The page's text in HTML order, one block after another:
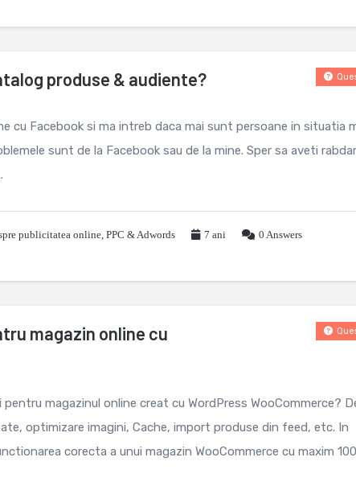
produse & audiente?
cu Facebook si ma intreb daca mai sunt persoane in situatia
sunt de la Facebook sau de la mine. Sper sa aveti
publicitatea online, PPC & Adwords 7 ani 0 Answers
magazin online cu
magazinul online creat cu WordPress WooCommerce?
optimizare imagini, Cache, import produse din feed, etc. In
corecta a unui magazin WooCommerce cu maxim